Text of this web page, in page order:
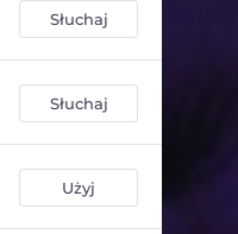
Słuchaj
Słuchaj
Użyj